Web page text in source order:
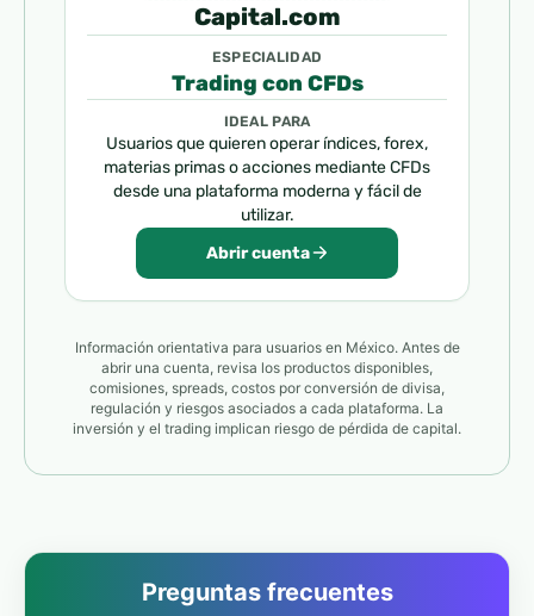
Capital.com
ESPECIALIDAD
Trading con CFDs
IDEAL PARA
Usuarios que quieren operar índices, forex,
materias primas o acciones mediante CFDs
desde una plataforma moderna y fácil de
utilizar.
Abrir cuenta
Información orientativa para usuarios en México. Antes de
abrir una cuenta, revisa los productos disponibles,
comisiones, spreads, costos por conversión de divisa,
regulación y riesgos asociados a cada plataforma. La
inversión y el trading implican riesgo de pérdida de capital.
Preguntas frecuentes